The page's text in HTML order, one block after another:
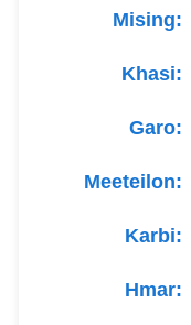
Mising:
Khasi:
Garo:
Meeteilon:
Karbi:
Hmar: